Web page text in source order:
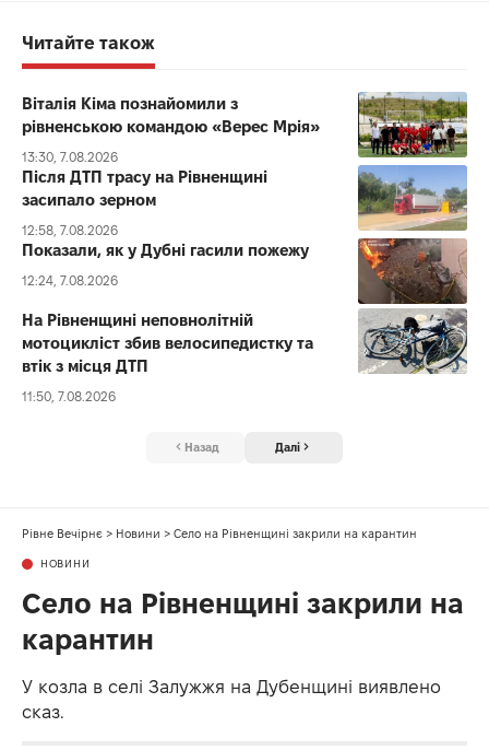
Читайте також
Віталія Кіма познайомили з
рівненською командою «Верес Мрія»
13:30, 7.08.2026
Після ДТП трасу на Рівненщині
засипало зерном
12:58, 7.08.2026
Показали, як у Дубні гасили пожежу
12:24, 7.08.2026
На Рівненщині неповнолітній
мотоцикліст збив велосипедистку та
втік з місця ДТП
11:50, 7.08.2026
Назад Далі
Рівне Вечірнє > Новини > Село на Рівненщині закрили на карантин
НОВИНИ
Село на Рівненщині закрили на
карантин
У козла в селі Залужжя на Дубенщині виявлено
сказ.